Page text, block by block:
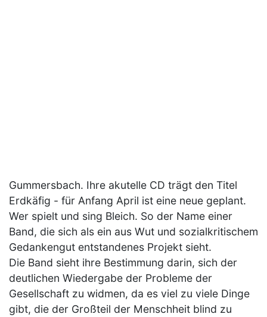
Gummersbach. Ihre akutelle CD trägt den Titel
Erdkäfig - für Anfang April ist eine neue geplant.
Wer spielt und sing Bleich. So der Name einer
Band, die sich als ein aus Wut und sozialkritischem
Gedan­ken­gut entstandenes Projekt sieht.
Die Band sieht ihre Bestimmung darin, sich der
deutlichen Wiedergabe der Probleme der
Gesellschaft zu widmen, da es viel zu viele Dinge
gibt, die der Großteil der Menschheit blind zu